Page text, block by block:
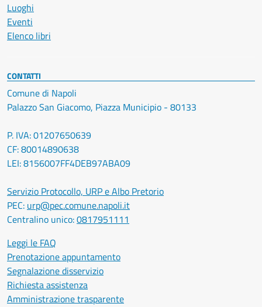
Luoghi
Eventi
Elenco libri
CONTATTI
Comune di Napoli
Palazzo San Giacomo, Piazza Municipio - 80133
P. IVA: 01207650639
CF: 80014890638
LEI: 8156007FF4DEB97ABA09
Servizio Protocollo, URP e Albo Pretorio
PEC: urp@pec.comune.napoli.it
Centralino unico:0817951111
Leggi le FAQ
Prenotazione appuntamento
Segnalazione disservizio
Richiesta assistenza
Amministrazione trasparente